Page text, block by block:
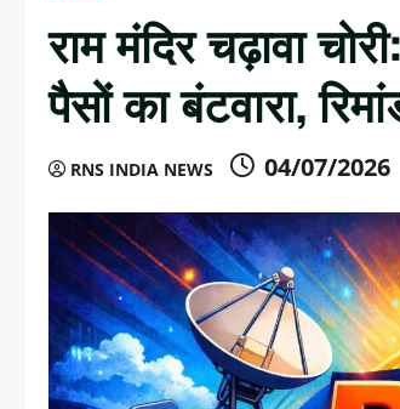
राम मंदिर चढ़ावा
पैसों का बंटवारा,
RNS INDIA NEWS 04/07/2026